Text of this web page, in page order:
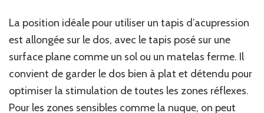
La position idéale pour utiliser un tapis d’acupression
est allongée sur le dos, avec le tapis posé sur une
surface plane comme un sol ou un matelas ferme. Il
convient de garder le dos bien à plat et détendu pour
optimiser la stimulation de toutes les zones réflexes.
Pour les zones sensibles comme la nuque, on peut